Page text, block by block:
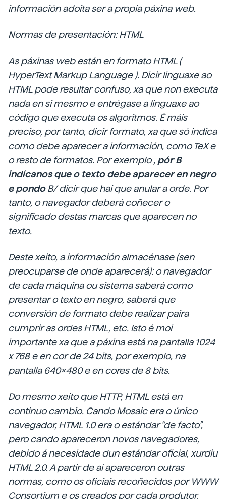
información adoita ser a propia páxina web.
Normas de presentación: HTML
As páxinas web están en formato HTML (
HyperText Markup Language). Dicir linguaxe ao
HTML pode resultar confuso, xa que non executa
nada en si mesmo e entrégase a linguaxe ao
código que executa os algoritmos. É máis
preciso, por tanto, dicir formato, xa que só indica
como debe aparecer a información, como TeX e
o resto de formatos. Por exemplo, pór B
indícanos que o texto debe aparecer en negro
e pondoB/ dicir que hai que anular a orde. Por
tanto, o navegador deberá coñecer o
significado destas marcas que aparecen no
texto.
Deste xeito, a información almacénase (sen
preocuparse de onde aparecerá): o navegador
de cada máquina ou sistema saberá como
presentar o texto en negro, saberá que
conversión de formato debe realizar paira
cumprir as ordes HTML, etc. Isto é moi
importante xa que a páxina está na pantalla 1024
x 768 e en cor de 24 bits, por exemplo, na
pantalla 640x480 e en cores de 8 bits.
Do mesmo xeito que HTTP, HTML está en
continuo cambio. Cando Mosaicera o único
navegador, HTML 1.0 era o estándar “de facto”,
pero cando apareceron novos navegadores,
debido á necesidade dun estándar oficial, xurdiu
HTML 2.0. A partir de aí apareceron outras
normas, como os oficiais recoñecidos por WWW
Consortiume os creados por cada produtor.